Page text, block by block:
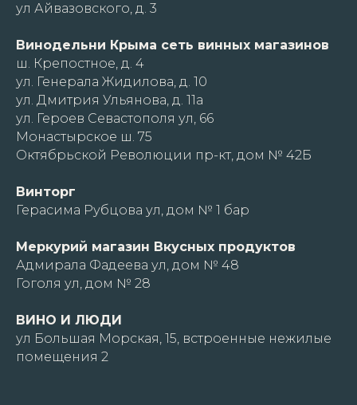
ул Айвазовского, д. 3
Винодельни Крыма сеть винных магазинов
ш. Крепостное, д. 4
ул. Генерала Жидилова, д. 10
ул. Дмитрия Ульянова, д. 11а
ул. Героев Севастополя ул, 66
Монастырское ш. 75
Октябрьской Революции пр-кт, дом № 42Б
Винторг
Герасима Рубцова ул, дом № 1 бар
Меркурий магазин Вкусных продуктов
Адмирала Фадеева ул, дом № 48
Гоголя ул, дом № 28
ВИНО И ЛЮДИ
ул Большая Морская, 15, встроенные нежилые
помещения 2